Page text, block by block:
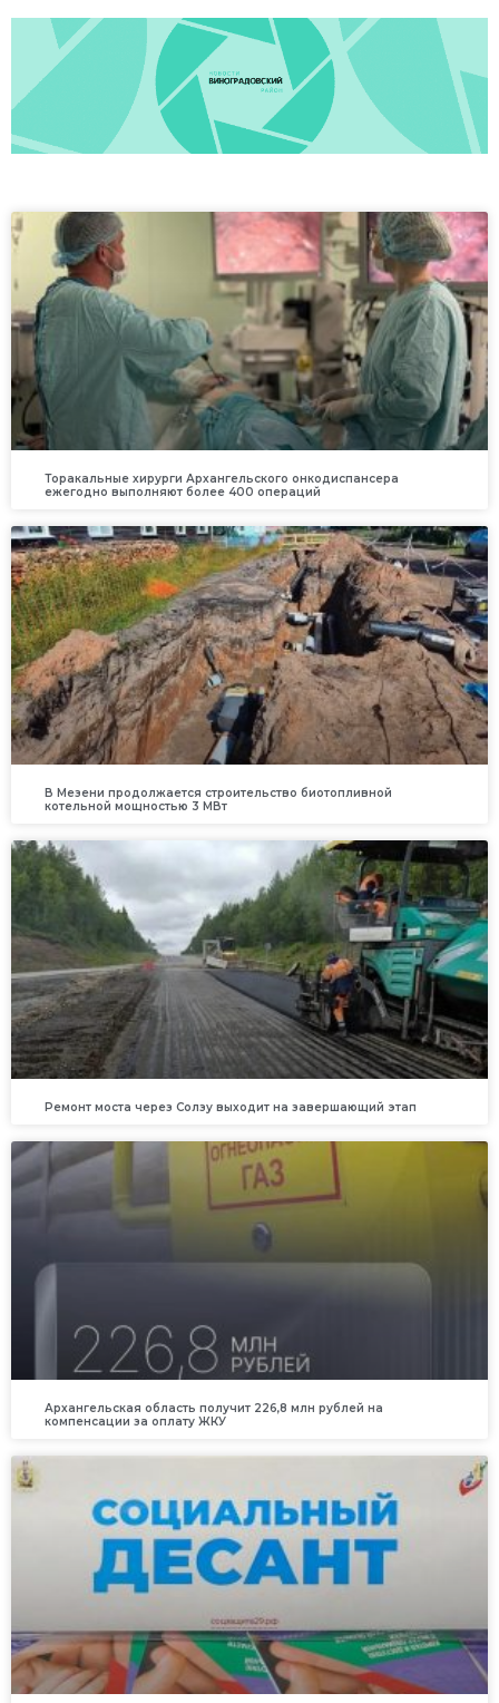
Торакальные хирурги Архангельского онкодиспансера
ежегодно выполняют более 400 операций
В Мезени продолжается строительство биотопливной
котельной мощностью 3 МВт
Ремонт моста через Солзу выходит на завершающий этап
Архангельская область получит 226,8 млн рублей на
компенсации за оплату ЖКУ